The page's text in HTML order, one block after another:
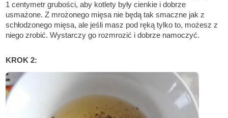
1 centymetr grubości, aby kotlety były cienkie i dobrze
usmażone. Z mrożonego mięsa nie będą tak smaczne jak z
schłodzonego mięsa, ale jeśli masz pod ręką tylko to, możesz z
niego zrobić. Wystarczy go rozmrozić i dobrze namoczyć.
KROK 2: